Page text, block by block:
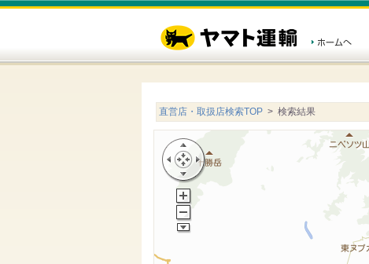
直営店・取扱店検索TOP > 検索結果